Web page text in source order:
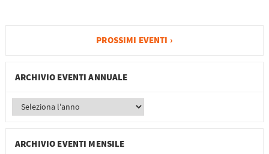
PROSSIMI EVENTI ›
ARCHIVIO EVENTI ANNUALE
ARCHIVIO EVENTI MENSILE